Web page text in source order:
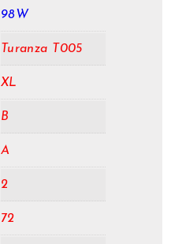
98W
Turanza T005
XL
B
A
2
72